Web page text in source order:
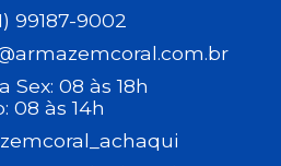
99187-9002
Sex: 08 às 18h
08 às 14h